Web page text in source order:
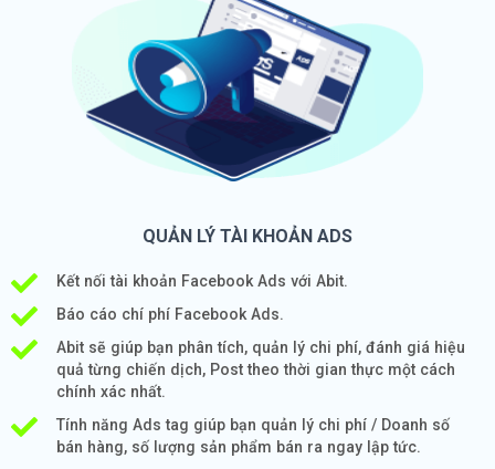
QUẢN LÝ TÀI KHOẢN ADS
Kết nối tài khoản Facebook Ads với Abit.
Báo cáo chí phí Facebook Ads.
Abit sẽ giúp bạn phân tích, quản lý chi phí, đánh giá hiệu
quả từng chiến dịch, Post theo thời gian thực một cách
chính xác nhất.
Tính năng Ads tag giúp bạn quản lý chi phí / Doanh số
bán hàng, số lượng sản phẩm bán ra ngay lập tức.